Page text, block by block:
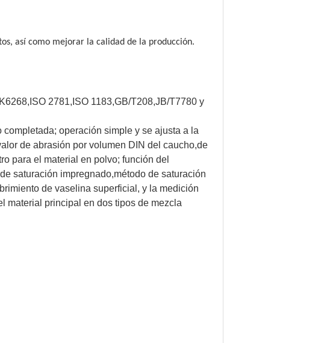
así como mejorar la calidad de la producción.
2781,ISO 1183,GB/T208,JB/T7780 y
operación simple y se ajusta a la
de abrasión por volumen DIN del caucho,de
para el material en polvo; función del
saturación impregnado,método de saturación
de vaselina superficial, y la medición
material principal en dos tipos de mezcla